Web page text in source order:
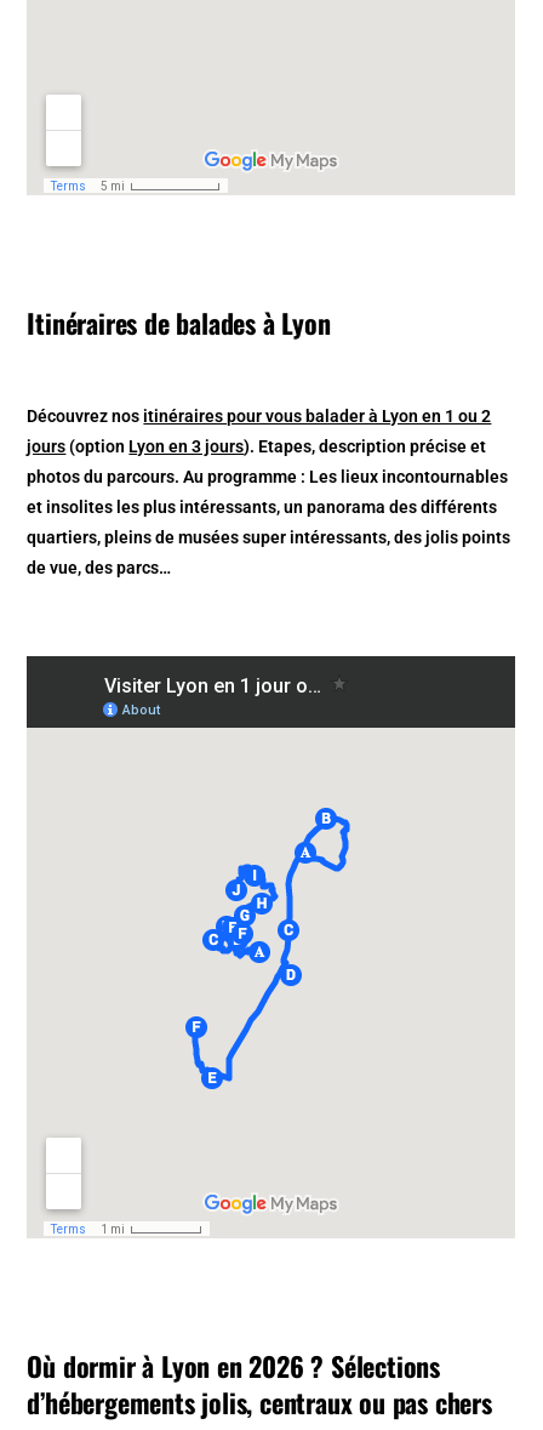
Itinéraires de balades à Lyon
Découvrez nos itinéraires pour vous balader à Lyon en 1 ou 2
jours(option Lyon en 3 jours). Etapes, description précise et
photos du parcours. Au programme : Les lieux incontournables
et insolites les plus intéressants, un panorama des différents
quartiers, pleins de musées super intéressants, des jolis points
de vue, des parcs…
Où dormir à Lyon en 2026 ? Sélections
d’hébergements jolis, centraux ou pas chers